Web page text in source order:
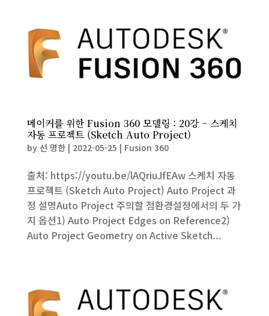
메이커를 위한 Fusion 360 모델링 : 20강 – 스케치
자동 프로젝트 (Sketch Auto Project)
by 선 명한| 2022-05-25 | Fusion 360
출처: https://youtu.be/lAQriuJfEAw 스케치 자동
프로젝트 (Sketch Auto Project) Auto Project 과
정 설명Auto Project 주의할 점환경설정에서의 두 가
지 옵션1) Auto Project Edges on Reference2)
Auto Project Geometry on Active Sketch...